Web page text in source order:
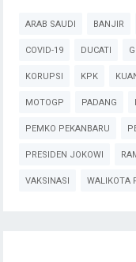
ARAB SAUDI BANJIR
COVID-19 DUCATI
KORUPSI KPK
MOTOGP PADANG
PEMKO PEKANBARU
PRESIDEN JOKOWI
VAKSINASI WALIKOTA